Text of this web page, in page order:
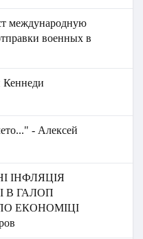
международную
военных в
Кеннеди
- Алексей
ІНФЛЯЦІЯ
В ГАЛОП
ЕКОНОМІЦІ